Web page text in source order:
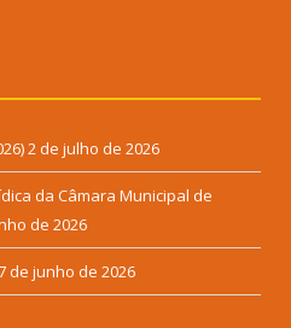
2 de julho de 2026
da Câmara Municipal de
de 2026
de junho de 2026